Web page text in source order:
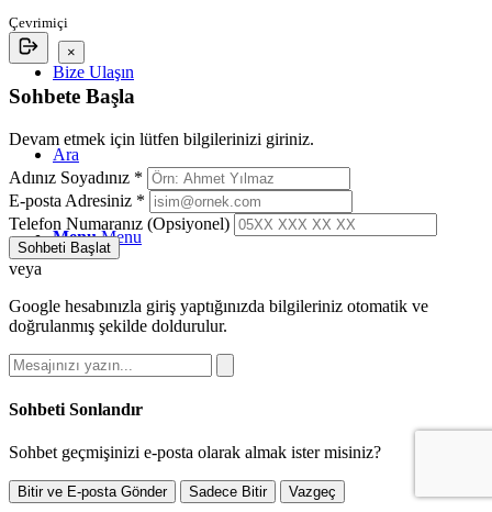
Bize Ulaşın
Ara
Menu Menu
Çevrimiçi
×
Sohbete Başla
Devam etmek için lütfen bilgilerinizi giriniz.
Adınız Soyadınız *
E-posta Adresiniz *
Telefon Numaranız (Opsiyonel)
Sohbeti Başlat
veya
Google hesabınızla giriş yaptığınızda bilgileriniz otomatik ve
doğrulanmış şekilde doldurulur.
Sohbeti Sonlandır
Sohbet geçmişinizi e-posta olarak almak ister misiniz?
Bitir ve E-posta Gönder Sadece Bitir Vazgeç